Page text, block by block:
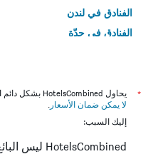
الفنادق في لندن
الفنادق في جدّة
*
يحاول HotelsCombined بشكل دائم الحصول على الأسعار الدقيقة، ولكن
لا يمكن ضمان الأسعار .
إليك السبب:
HotelsCombined ليس البائع